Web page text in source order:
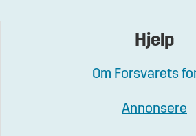
Hjelp
Om Forsvarets
Annonsere